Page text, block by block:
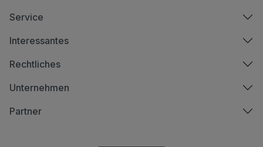
Service
Interessantes
Rechtliches
Unternehmen
Partner